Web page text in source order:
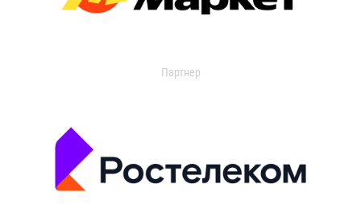
Партнер